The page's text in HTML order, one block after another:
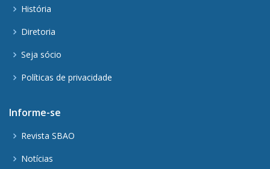
História
Diretoria
Seja sócio
Políticas de privacidade
Informe-se
Revista SBAO
Notícias